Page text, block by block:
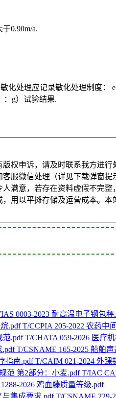
0.90m/a.
化处理应记录敏化处理制度
：g）试验结果.
权申诉，请及时联系我方进行
服微信处理（详见下载弹窗提
满意，若存在资料虚假不完整
用以平摊存储及运营成本。
0003-2023 耐高温电子钢包秤
T/CCPIA 205-2022 农药中
T/CHATA 059-2026 医疗
T/CSNAME 165-2025 船舶
T/CAIM 021-2024 外
T/IAC
2026 鸡血藤质量等级.pdf